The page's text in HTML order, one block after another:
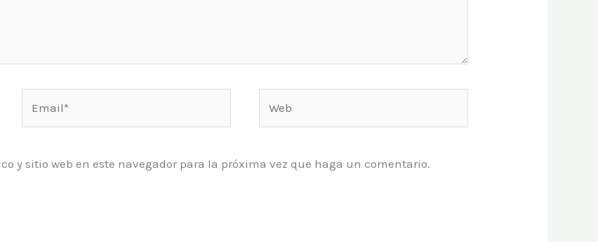
y sitio web en este navegador para la próxima vez que haga un comentario.